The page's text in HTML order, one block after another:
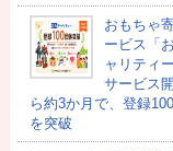
おもちゃ
ービス「
ャリティー
サービス
ら約3か月で、登録
を突破